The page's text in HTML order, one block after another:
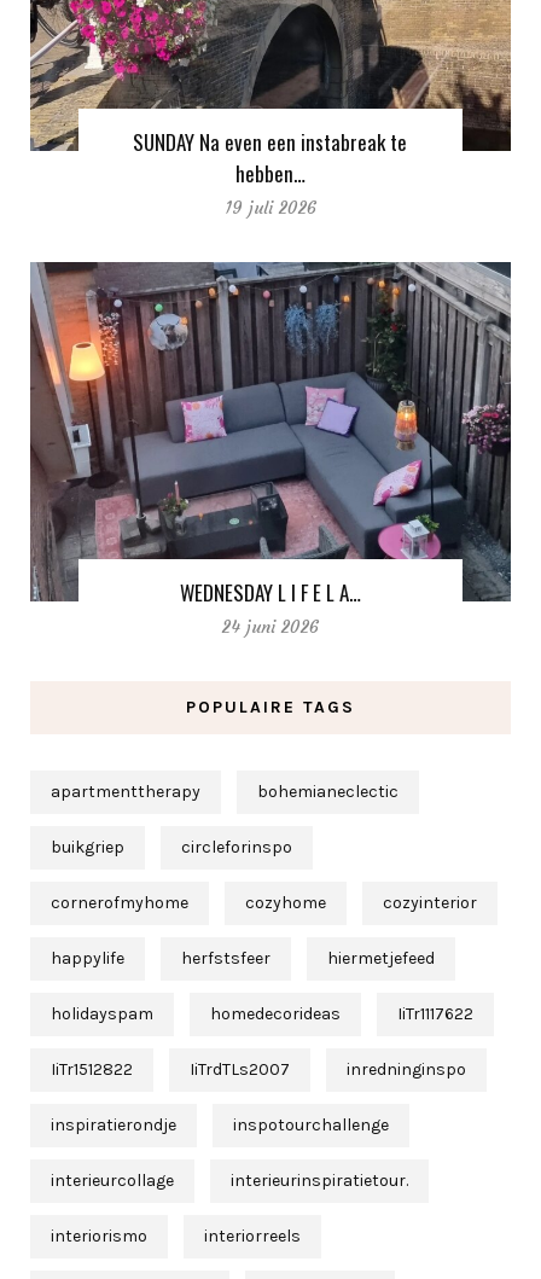
SUNDAY Na even een instabreak te
hebben…
19 juli 2026
WEDNESDAY L I F E L A…
24 juni 2026
POPULAIRE TAGS
apartmenttherapy bohemianeclectic
buikgriep circleforinspo
cornerofmyhome cozyhome cozyinterior
happylife herfstsfeer hiermetjefeed
holidayspam homedecorideas IiTr1117622
IiTr1512822 IiTrdTLs2007 inredninginspo
inspiratierondje inspotourchallenge
interieurcollage interieurinspiratietour.
interiorismo interiorreels